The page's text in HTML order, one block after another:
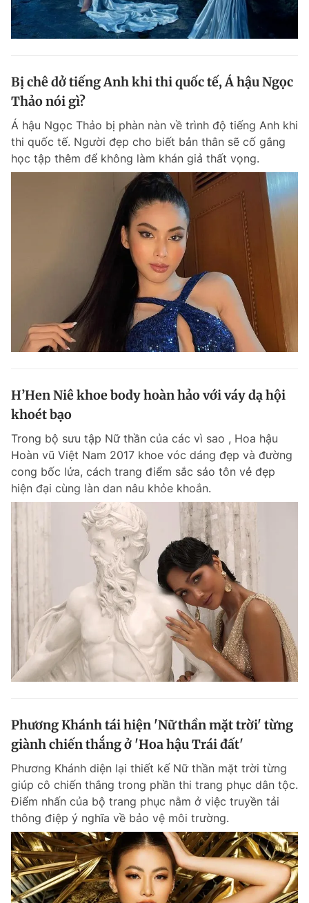
Bị chê dở tiếng Anh khi thi quốc tế, Á hậu Ngọc
Thảo nói gì?
Á hậu Ngọc Thảo bị phàn nàn về trình độ tiếng Anh khi
thi quốc tế. Người đẹp cho biết bản thân sẽ cố gắng
học tập thêm để không làm khán giả thất vọng.
H’Hen Niê khoe body hoàn hảo với váy dạ hội
khoét bạo
Trong bộ sưu tập Nữ thần của các vì sao , Hoa hậu
Hoàn vũ Việt Nam 2017 khoe vóc dáng đẹp và đường
cong bốc lửa, cách trang điểm sắc sảo tôn vẻ đẹp
hiện đại cùng làn dan nâu khỏe khoắn.
Phương Khánh tái hiện 'Nữ thần mặt trời' từng
giành chiến thắng ở 'Hoa hậu Trái đất'
Phương Khánh diện lại thiết kế Nữ thần mặt trời từng
giúp cô chiến thắng trong phần thi trang phục dân tộc.
Điểm nhấn của bộ trang phục nằm ở việc truyền tải
thông điệp ý nghĩa về bảo vệ môi trường.